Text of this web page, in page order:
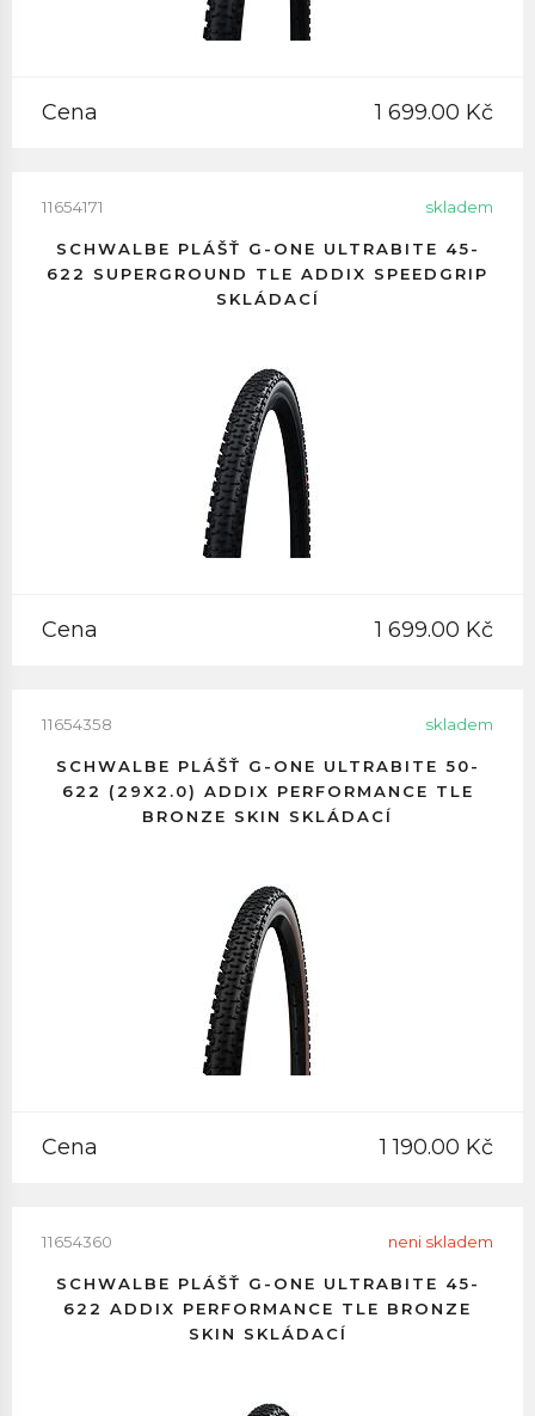
Cena 1 699.00 Kč
11654171 skladem
SCHWALBE PLÁŠŤ G-ONE ULTRABITE 45-
622 SUPERGROUND TLE ADDIX SPEEDGRIP
SKLÁDACÍ
Cena 1 699.00 Kč
11654358 skladem
SCHWALBE PLÁŠŤ G-ONE ULTRABITE 50-
622 (29X2.0) ADDIX PERFORMANCE TLE
BRONZE SKIN SKLÁDACÍ
Cena 1 190.00 Kč
11654360 neni skladem
SCHWALBE PLÁŠŤ G-ONE ULTRABITE 45-
622 ADDIX PERFORMANCE TLE BRONZE
SKIN SKLÁDACÍ